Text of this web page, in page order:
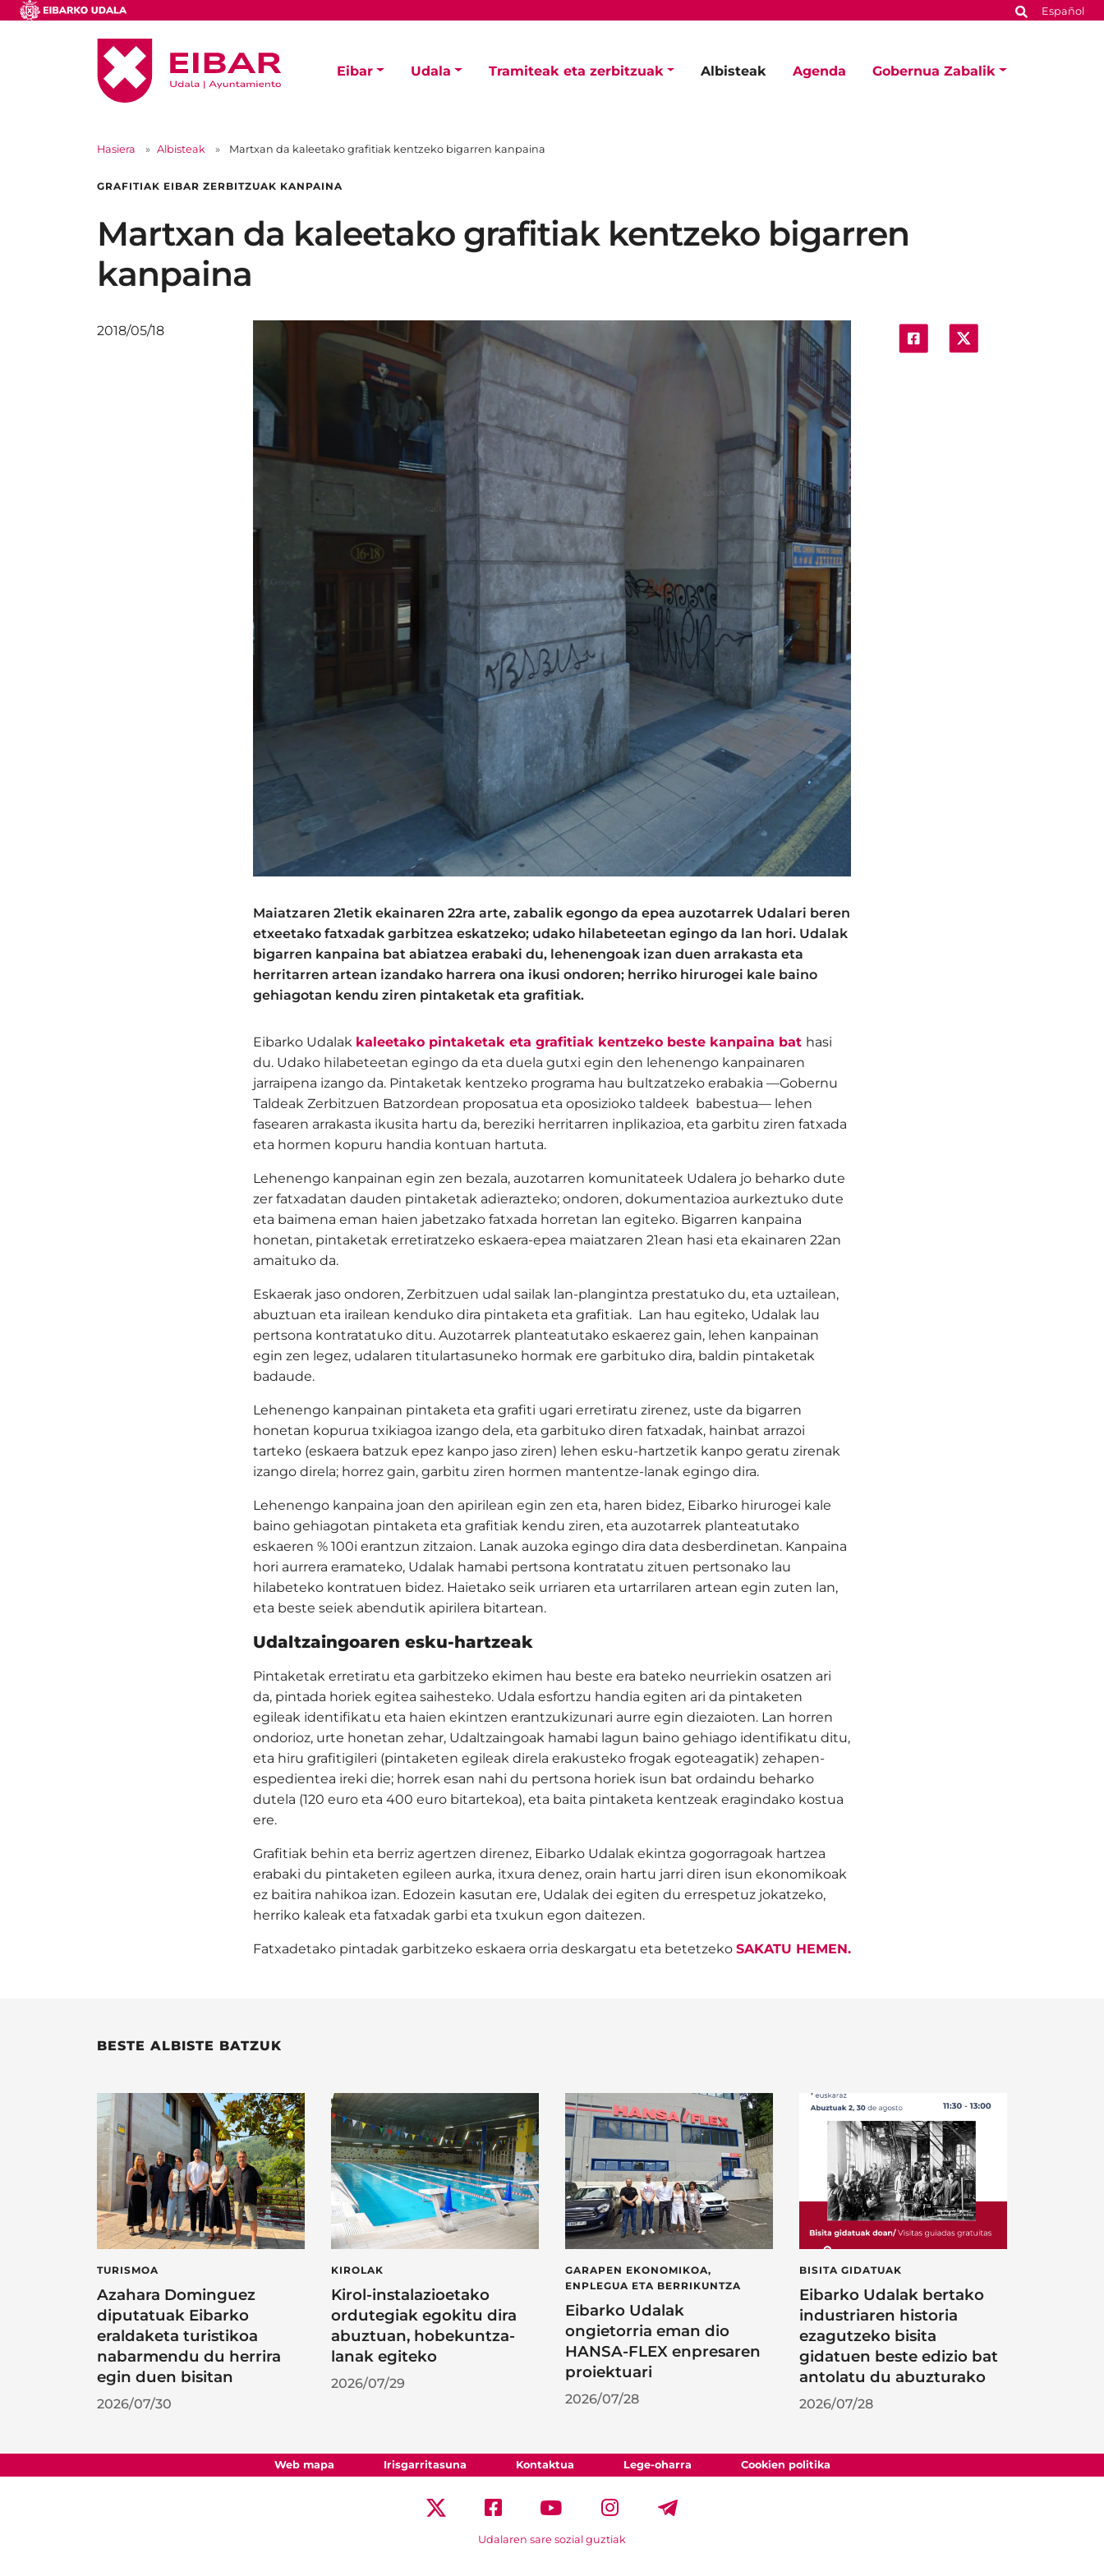
Español
Eibar Udala Tramiteak eta zerbitzuak Albisteak Agenda Gobernua Zabalik
Hasiera Albisteak Martxan da kaleetako grafitiak kentzeko bigarren kanpaina
GRAFITIAK EIBAR ZERBITZUAK KANPAINA
Martxan da kaleetako grafitiak kentzeko bigarren
kanpaina
2018/05/18
Maiatzaren 21etik ekainaren 22ra arte, zabalik egongo da epea auzotarrek Udalari beren
etxeetako fatxadak garbitzea eskatzeko; udako hilabeteetan egingo da lan hori. Udalak
bigarren kanpaina bat abiatzea erabaki du, lehenengoak izan duen arrakasta eta
herritarren artean izandako harrera ona ikusi ondoren; herriko hirurogei kale baino
gehiagotan kendu ziren pintaketak eta grafitiak.
Eibarko Udalak kaleetako pintaketak eta grafitiak kentzeko beste kanpaina bat hasi
du. Udako hilabeteetan egingo da eta duela gutxi egin den lehenengo kanpainaren
jarraipena izango da. Pintaketak kentzeko programa hau bultzatzeko erabakia —Gobernu
Taldeak Zerbitzuen Batzordean proposatua eta oposizioko taldeek babestua— lehen
fasearen arrakasta ikusita hartu da, bereziki herritarren inplikazioa, eta garbitu ziren fatxada
eta hormen kopuru handia kontuan hartuta.
Lehenengo kanpainan egin zen bezala, auzotarren komunitateek Udalera jo beharko dute
zer fatxadatan dauden pintaketak adierazteko; ondoren, dokumentazioa aurkeztuko dute
eta baimena eman haien jabetzako fatxada horretan lan egiteko. Bigarren kanpaina
honetan, pintaketak erretiratzeko eskaera-epea maiatzaren 21ean hasi eta ekainaren 22an
amaituko da.
Eskaerak jaso ondoren, Zerbitzuen udal sailak lan-plangintza prestatuko du, eta uztailean,
abuztuan eta irailean kenduko dira pintaketa eta grafitiak. Lan hau egiteko, Udalak lau
pertsona kontratatuko ditu. Auzotarrek planteatutako eskaerez gain, lehen kanpainan
egin zen legez, udalaren titulartasuneko hormak ere garbituko dira, baldin pintaketak
badaude.
Lehenengo kanpainan pintaketa eta grafiti ugari erretiratu zirenez, uste da bigarren
honetan kopurua txikiagoa izango dela, eta garbituko diren fatxadak, hainbat arrazoi
tarteko (eskaera batzuk epez kanpo jaso ziren) lehen esku-hartzetik kanpo geratu zirenak
izango direla; horrez gain, garbitu ziren hormen mantentze-lanak egingo dira.
Lehenengo kanpaina joan den apirilean egin zen eta, haren bidez, Eibarko hirurogei kale
baino gehiagotan pintaketa eta grafitiak kendu ziren, eta auzotarrek planteatutako
eskaeren % 100i erantzun zitzaion. Lanak auzoka egingo dira data desberdinetan. Kanpaina
hori aurrera eramateko, Udalak hamabi pertsona kontratatu zituen pertsonako lau
hilabeteko kontratuen bidez. Haietako seik urriaren eta urtarrilaren artean egin zuten lan,
eta beste seiek abendutik apirilera bitartean.
Udaltzaingoaren esku-hartzeak
Pintaketak erretiratu eta garbitzeko ekimen hau beste era bateko neurriekin osatzen ari
da, pintada horiek egitea saihesteko. Udala esfortzu handia egiten ari da pintaketen
egileak identifikatu eta haien ekintzen erantzukizunari aurre egin diezaioten. Lan horren
ondorioz, urte honetan zehar, Udaltzaingoak hamabi lagun baino gehiago identifikatu ditu,
eta hiru grafitigileri (pintaketen egileak direla erakusteko frogak egoteagatik) zehapen-
espedientea ireki die; horrek esan nahi du pertsona horiek isun bat ordaindu beharko
dutela (120 euro eta 400 euro bitartekoa), eta baita pintaketa kentzeak eragindako kostua
ere.
Grafitiak behin eta berriz agertzen direnez, Eibarko Udalak ekintza gogorragoak hartzea
erabaki du pintaketen egileen aurka, itxura denez, orain hartu jarri diren isun ekonomikoak
ez baitira nahikoa izan. Edozein kasutan ere, Udalak dei egiten du errespetuz jokatzeko,
herriko kaleak eta fatxadak garbi eta txukun egon daitezen.
Fatxadetako pintadak garbitzeko eskaera orria deskargatu eta betetzeko SAKATU HEMEN.
BESTE ALBISTE BATZUK
TURISMOA
Azahara Dominguez
diputatuak Eibarko
eraldaketa turistikoa
nabarmendu du herrira
egin duen bisitan
2026/07/30
KIROLAK
Kirol-instalazioetako
ordutegiak egokitu dira
abuztuan, hobekuntza-
lanak egiteko
2026/07/29
GARAPEN EKONOMIKOA,
ENPLEGUA ETA BERRIKUNTZA
Eibarko Udalak
ongietorria eman dio
HANSA-FLEX enpresaren
proiektuari
2026/07/28
BISITA GIDATUAK
Eibarko Udalak bertako
industriaren historia
ezagutzeko bisita
gidatuen beste edizio bat
antolatu du abuzturako
2026/07/28
Web mapa Irisgarritasuna Kontaktua Lege-oharra Cookien politika
Udalaren sare sozial guztiak